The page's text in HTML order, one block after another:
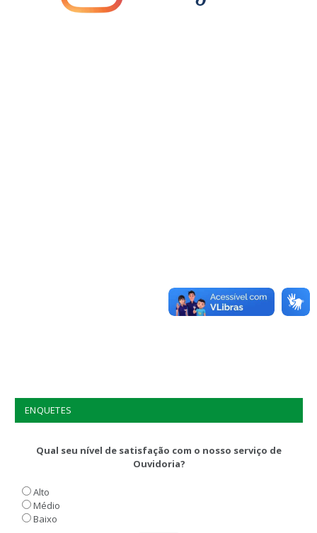
ENQUETES
Qual seu nível de satisfação com o nosso serviço de
Ouvidoria?
Alto
Médio
Baixo